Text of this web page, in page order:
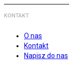
KONTAKT
O nas
Kontakt
Napisz do nas